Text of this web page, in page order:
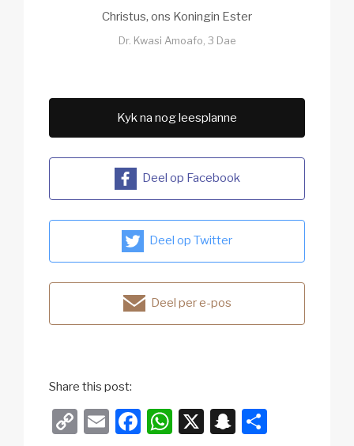
Christus, ons Koningin Ester
Dr. Kwasi Amoafo, 3 Dae
Kyk na nog leesplanne
Deel op Facebook
Deel op Twitter
Deel per e-pos
Share this post:
C
E
F
W X
S